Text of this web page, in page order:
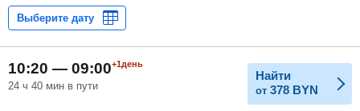
10:20 — 09:00+1день
24 ч 40 мин в пути
Найти
от 378 BYN